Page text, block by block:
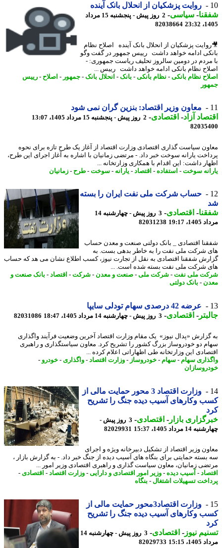
روایت پزشکیان از انحلال بانک آینده
-سیاسی-
2 روز پیش - پنجشنبه 15 مرداد
82038664
پزشکیان از انحلال بانک آینده اصلاح نظام
ادامه خواهد داشت رییس جمهور در گفت وگو
در دومین سالروز تحلیف ریاست جمهوری: -
نظام بانکی ادامه خواهد داشت رییس ...
نظام بانکی-نظام بانکی-بانک -انحلال بانک -جمهور-اصلاح-رییس
معاون وزیر اقتصاد: بنزین گران نمی شود
آزاد - اقتصادی-2 روز پیش - پنجشنبه 15 مرداد 1405، 13:07
سیاست گذاری اقتصادی وزارت اقتصاد از آغاز یک طرح تازه برای نحوه
یارانه سوخت خبر داد. - مرتضی زمانیان با اشاره به آغاز اجرای این طرح،
داشت: این اقدام با همکاری وزارتخانه ...
سوخت-استفاده-اقتصاد-یارانه- سوخت-طرح-زمانیان
حساب شرکت ملی نفت ایران را بسته
-اقتصادی-
3 روز پیش - چهارشنبه 14
19:17
82031238
اقتصادی _ بانک دولتی صنعت و معدن حساب
شرکت ملی نفت را به خاطر بدهی بست. به
شفقنا اقتصادی به نقل از تجارت نیوز، کسب اطلاع نشان می هد که حساب
شرکت ملی نفت بسته شده است. ...
ملی نفت -شرکت ملی -صنعت و معدن-شرکت-اقتصاد-بانک صنعت و
-بانک دولتی
عرضه 42 درصدی سهام تودلی سایپا
-اقتصادی-3 روز پیش - چهارشنبه 14 مرداد 1405، 18:47 82031086
«پدال نیوز» یک مقام وزارت اقتصاد آخرین وضعیت فرآیند واگذاری
دو خودروساز بزرگ کشور را تشریح کرد. معاون سیاستگذاری و راهبری
این وزارتخانه طی اظهاراتی اعلام کرده ...
سهام-سهام-خودروساز-وزارت اقتصاد-واگذاری- خودرو-
وزارت اقتصاد 3 محور حمایت مالی از
وکارهای آسیب دیده جنگ را تشریح
بازار- اقتصادی- 3 روز پیش -
مرداد 1405، 15:37
82029931
وزیر اقتصاد از تشکیل دبیرخانه ویژه و اجرای
حمایتی برای بنگاه های آسیب دیده از جنگ خبر داد. - به گزارش بازار ،
زمانیان، معاون سیاست گذاری و راهبری اقتصادی وزیر امور ...
-آسیب دیده -وزیر امور اقتصادی و دارایی- وزارت اقتصاد-اقتصادی-
تسهیلات اشتغال-بنگاه
وزارت اقتصاد3محور حمایت مالی از
وکارهای آسیب دیده جنگ را تشریح
نیوز-اقتصادی-
3 روز پیش - چهارشنبه 14
15:15
82029733